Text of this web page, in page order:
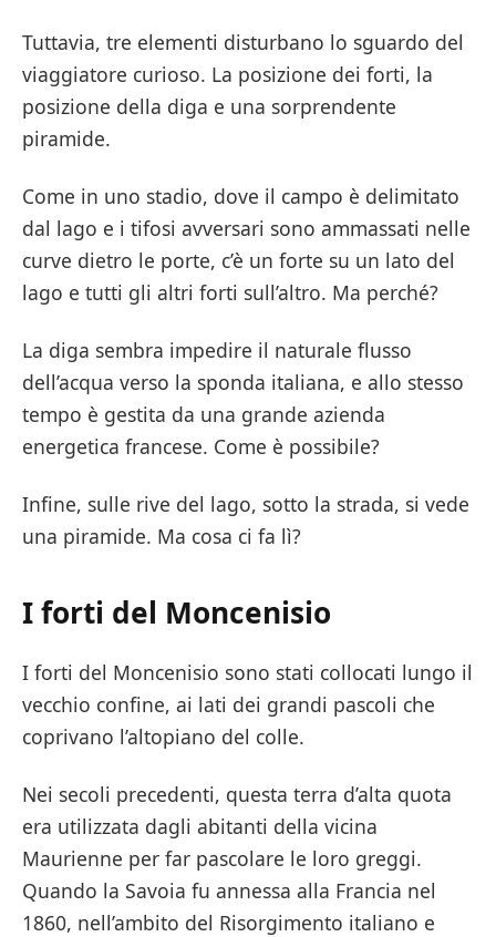
Tuttavia, tre elementi disturbano lo sguardo del
viaggiatore curioso. La posizione dei forti, la
posizione della diga e una sorprendente
piramide.
Come in uno stadio, dove il campo è delimitato
dal lago e i tifosi avversari sono ammassati nelle
curve dietro le porte, c’è un forte su un lato del
lago e tutti gli altri forti sull’altro. Ma perché?
La diga sembra impedire il naturale flusso
dell’acqua verso la sponda italiana, e allo stesso
tempo è gestita da una grande azienda
energetica francese. Come è possibile?
Infine, sulle rive del lago, sotto la strada, si vede
una piramide. Ma cosa ci fa lì?
I forti del Moncenisio
I forti del Moncenisio sono stati collocati lungo il
vecchio confine, ai lati dei grandi pascoli che
coprivano l’altopiano del colle.
Nei secoli precedenti, questa terra d’alta quota
era utilizzata dagli abitanti della vicina
Maurienne per far pascolare le loro greggi.
Quando la Savoia fu annessa alla Francia nel
1860, nell’ambito del Risorgimento italiano e